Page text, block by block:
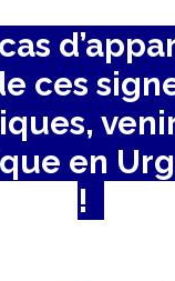
ces
en
!